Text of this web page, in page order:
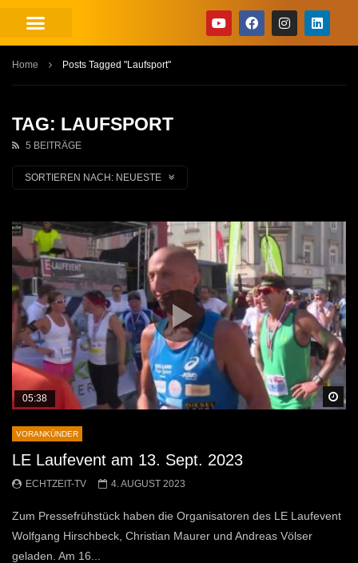
Home Posts Tagged "Laufsport"
TAG: LAUFSPORT
5 BEITRÄGE
SORTIEREN NACH: NEUESTE
05:38
VORANKÜNDER
LE Laufevent am 13. Sept. 2023
ECHTZEIT-TV 4. AUGUST 2023
Zum Pressefrühstück haben die Organisatoren des LE Laufevent
Wolfgang Hirschbeck, Christian Maurer und Andreas Völser
geladen. Am 16...